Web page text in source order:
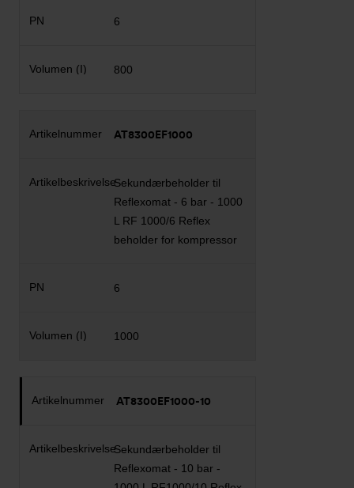
6
800
AT8300EF1000
Sekundærbeholder til
Reflexomat - 6 bar - 1000
L RF 1000/6 Reflex
beholder for kompressor
6
1000
AT8300EF1000-10
Sekundærbeholder til
Reflexomat - 10 bar -